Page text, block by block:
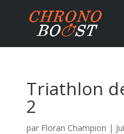
Triathlon
2
par Floran Champion |